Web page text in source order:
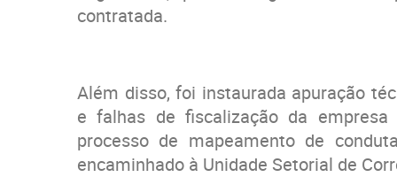
contratada.
Além disso, foi instaurada apuração
e falhas de fiscalização da
processo de mapeamento de
encaminhado à Unidade Setorial de